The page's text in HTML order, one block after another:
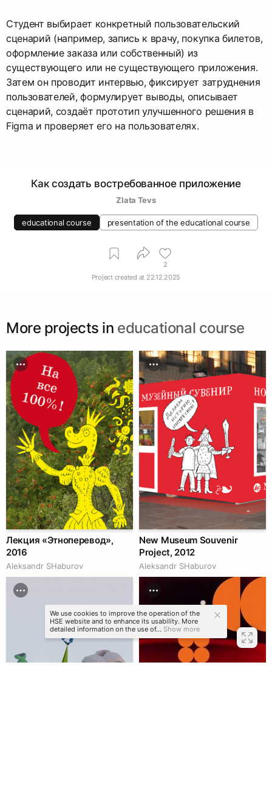
Студент выбирает конкретный пользовательский
сценарий (например, запись к врачу, покупка билетов,
оформление заказа или собственный) из
существующего или не существующего приложения.
Затем он проводит интервью, фиксирует затруднения
пользователей, формулирует выводы, описывает
сценарий, создаёт прототип улучшенного решения в
Figma и проверяет его на пользователях.
Как создать востребованное приложение
Zlata Tevs
educational course presentation of the educational course
2
Project created at 22.12.2025
More projects in educational course
Лекция «Этноперевод»,
2016
Аleksandr SHaburov
New Museum Souvenir
Project, 2012
Аleksandr SHaburov
We use cookies to improve the operation of the
HSE website and to enhance its usability. More
detailed information on the use of... Show more